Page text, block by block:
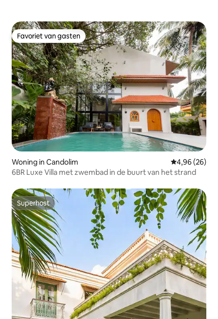
Favoriet van gasten
Favoriet van gasten
Woning in Candolim Gemiddelde
4,96 (26)
6BR Luxe Villa met zwembad in de buurt van het strand
Superhost
Superhost